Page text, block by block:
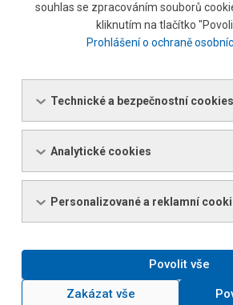
Referent prodeje specialista
Tel.:+420 602 225 417
E-mail:oldrich.maly@ferona.cz
Západní Čechy
Eva Brichová
Manažer prodeje komodity
Tel.: +420 498 514 852/ 602 562 076
Tel.:+420 602 562 076
souhlas se zpracováním souborů
kliknutím na tlačítko
Prohlášení o ochraně
Technické a bezpečnostní cookies
Analytické cookies
Personalizované a reklamní
Povolit vše
Zakázat vše